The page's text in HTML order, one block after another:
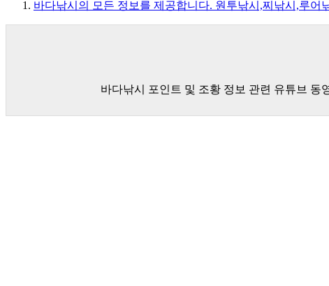
바다낚시의 모든 정보를 제공합니다. 원투낚시,찌낚시,루
바다낚시 포인트 및 조황 정보 관련 유튜브 동